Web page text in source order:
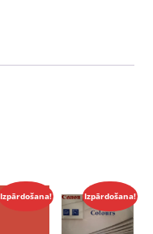
Izpārdošana! Izpārdošana!